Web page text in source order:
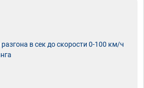
в сек до скорости 0-100 км/ч